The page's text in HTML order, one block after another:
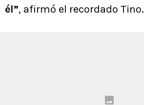
él”, afirmó el recordado Tino.